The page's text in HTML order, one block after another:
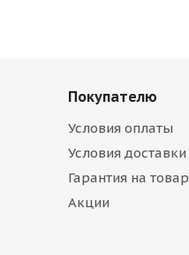
Покупателю
Условия оплаты
Условия доставки
Гарантия на товар
Акции